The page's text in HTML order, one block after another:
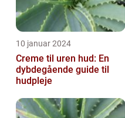
10 januar 2024
Creme til uren hud: En
dybdegående guide til
hudpleje